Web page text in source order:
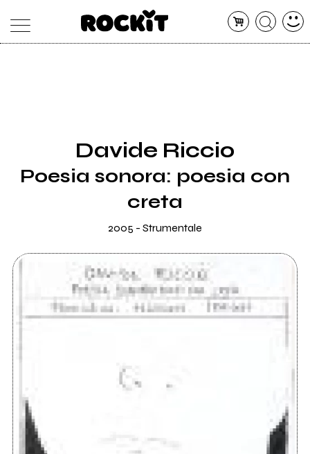
SHOP
RADIO
Davide Riccio
Poesia sonora: poesia con
creta
2005 - Strumentale